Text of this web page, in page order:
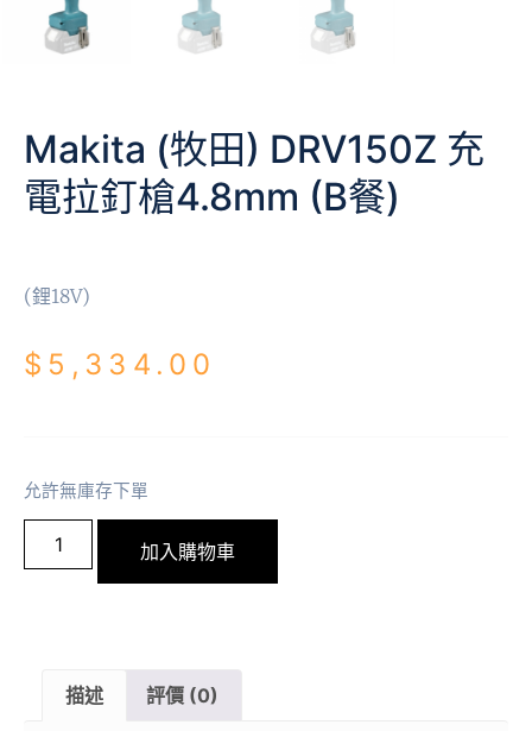
Makita (牧田) DRV150Z 充
電拉釘槍4.8mm (B餐)
(鋰18V)
$ 5,334.00
允許無庫存下單
加入購物車
描述 評價 (0)